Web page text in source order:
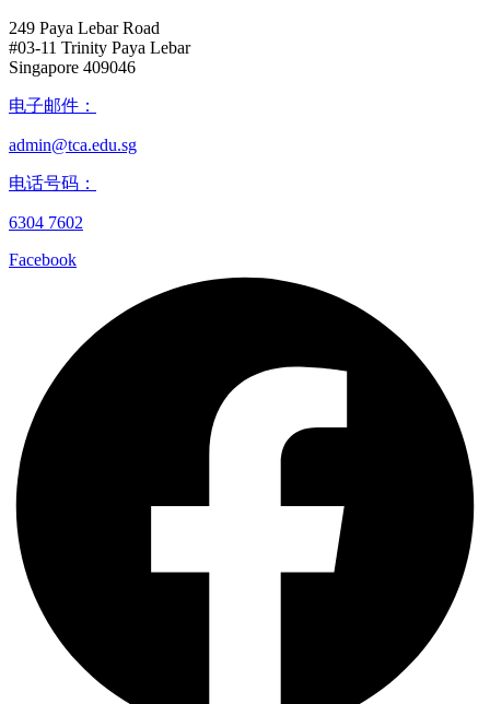
249 Paya Lebar Road
#03-11 Trinity Paya Lebar
Singapore 409046
电子邮件：
admin@tca.edu.sg
电话号码：
6304 7602
Facebook